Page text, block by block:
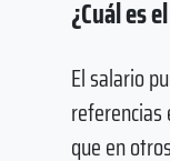
¿Cuál es
El salario
que en